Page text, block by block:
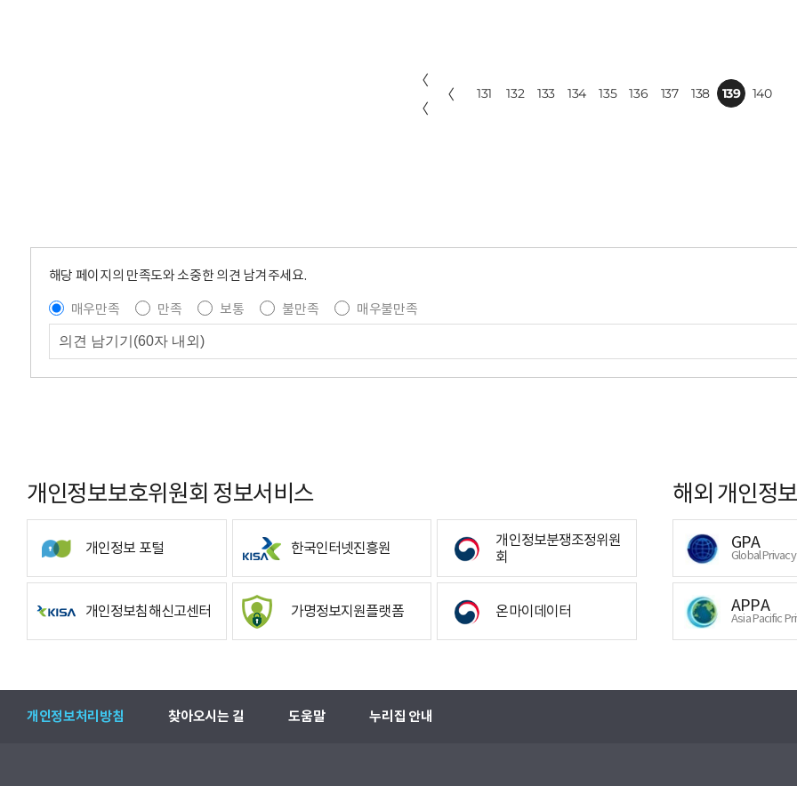
〈
〈
〈 131 132 133 134 135 136 137 138 139 140
해당 페이지의 만족도와 소중한 의견 남겨주세요.
매우만족
만족 보통 불만족 매우불만족
개인정보보호위원회 정보서비스
개인정보 포털 한국인터넷진흥원
개인정보분쟁조정위원
회
개인정보침해신고센터 가명정보지원플랫폼 온마이데이터
해외 개인정
GPA
Global
APPA
Asia Pacific
개인정보처리방침 찾아오시는 길 도움말 누리집 안내